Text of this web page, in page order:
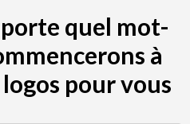
quel mot-
à
pour vous